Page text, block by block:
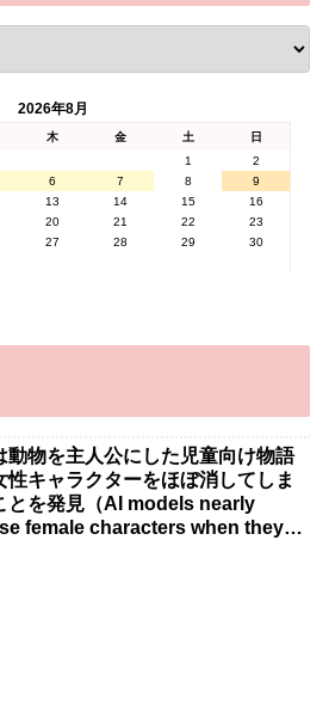
2026年8月
木 金 土
日
1
2
6 7 8
9
13 14 15
16
20 21 22
23
27 28 29
30
動物を主人公にした児童向け物語
性キャラクターをほぼ消してしま
とを発見（AI models nearly
female characters when they